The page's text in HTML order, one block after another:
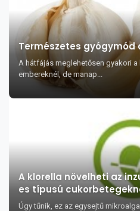
Természetes gyógymód
A hátfájás meglehetősen gyakori
embereknél, de manap...
A klorella növelheti az
es típusú
Úgy tűnik, ez az egysejtű